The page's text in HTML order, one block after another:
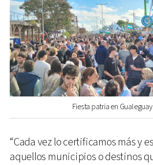
Fiesta patria en
“Cada vez lo certificamos más y
aquellos municipios o destinos